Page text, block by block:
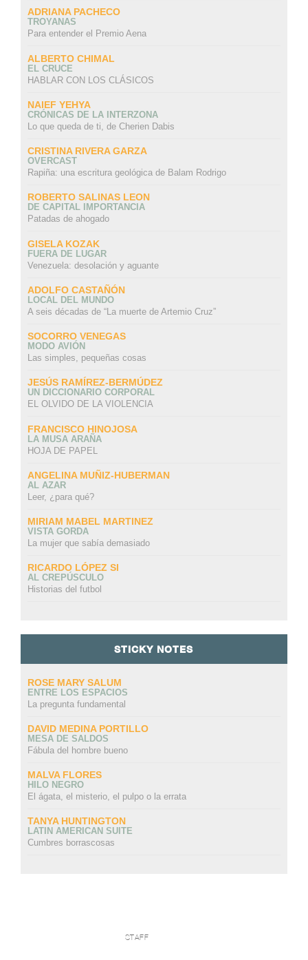
ADRIANA PACHECO
TROYANAS
Para entender el Premio Aena
ALBERTO CHIMAL
EL CRUCE
HABLAR CON LOS CLÁSICOS
NAIEF YEHYA
CRÓNICAS DE LA INTERZONA
Lo que queda de ti, de Cherien Dabis
CRISTINA RIVERA GARZA
OVERCAST
Rapiña: una escritura geológica de Balam Rodrigo
ROBERTO SALINAS LEON
DE CAPITAL IMPORTANCIA
Patadas de ahogado
GISELA KOZAK
FUERA DE LUGAR
Venezuela: desolación y aguante
ADOLFO CASTAÑÓN
LOCAL DEL MUNDO
A seis décadas de “La muerte de Artemio Cruz”
SOCORRO VENEGAS
MODO AVIÓN
Las simples, pequeñas cosas
JESÚS RAMÍREZ-BERMÚDEZ
UN DICCIONARIO CORPORAL
EL OLVIDO DE LA VIOLENCIA
FRANCISCO HINOJOSA
LA MUSA ARAÑA
HOJA DE PAPEL
ANGELINA MUÑIZ-HUBERMAN
AL AZAR
Leer, ¿para qué?
MIRIAM MABEL MARTINEZ
VISTA GORDA
La mujer que sabía demasiado
RICARDO LÓPEZ SI
AL CREPÚSCULO
Historias del futbol
STICKY NOTES
ROSE MARY SALUM
ENTRE LOS ESPACIOS
La pregunta fundamental
DAVID MEDINA PORTILLO
MESA DE SALDOS
Fábula del hombre bueno
MALVA FLORES
HILO NEGRO
El ágata, el misterio, el pulpo o la errata
TANYA HUNTINGTON
LATIN AMERICAN SUITE
Cumbres borrascosas
STAFF